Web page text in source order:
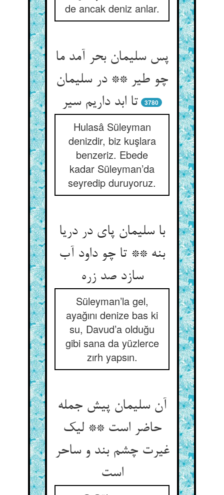
de ancak deniz anlar.
پس سلیمان بحر آمد ما
چو طیر ** در سلیمان
تا ابد داریم سیر
3780
Hulasâ Süleyman
denizdir, biz kuşlara
benzeriz. Ebede
kadar Süleyman’da
seyredip duruyoruz.
با سلیمان پای در دریا
بنه ** تا چو داود آب
سازد صد زره‏
Süleyman’la gel,
ayağını denize bas ki
su, Davud’a olduğu
gibi sana da yüzlerce
zırh yapsın.
آن سلیمان پیش جمله
حاضر است ** لیک
غیرت چشم بند و ساحر
است‏